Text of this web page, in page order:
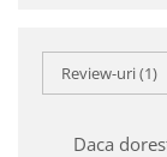
Review-uri(1)
Daca